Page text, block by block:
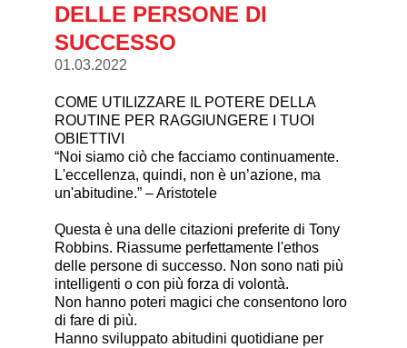
DELLE PERSONE DI
SUCCESSO
01.03.2022
COME UTILIZZARE IL POTERE DELLA
ROUTINE PER RAGGIUNGERE I TUOI
OBIETTIVI
“Noi siamo ciò che facciamo continuamente.
L'eccellenza, quindi, non è un’azione, ma
un'abitudine.” – Aristotele
Questa è una delle citazioni preferite di Tony
Robbins. Riassume perfettamente l'ethos
delle persone di successo. Non sono nati più
intelligenti o con più forza di volontà.
Non hanno poteri magici che consentono loro
di fare di più.
Hanno sviluppato abitudini quotidiane per